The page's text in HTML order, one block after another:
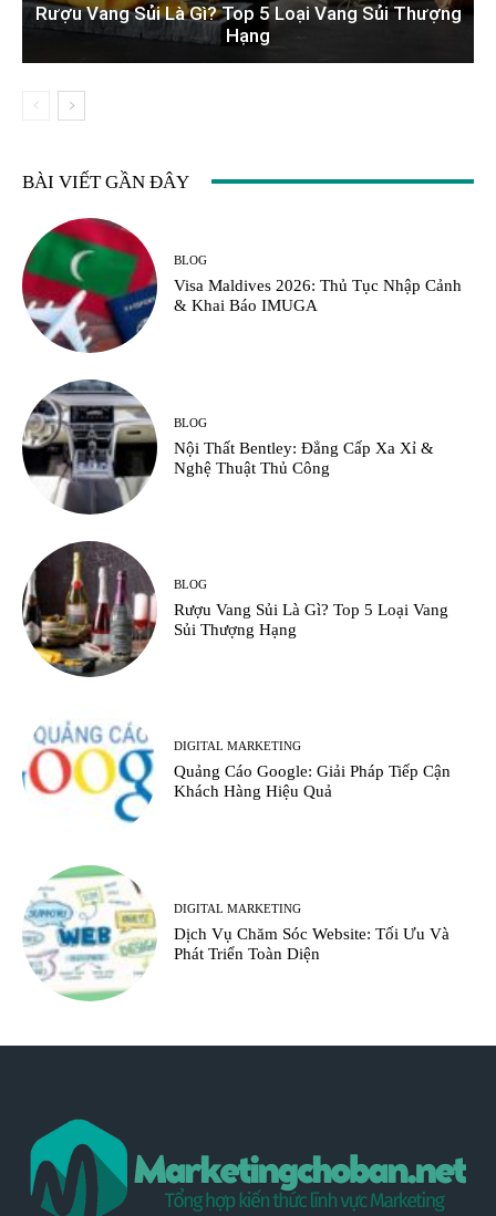
Rượu Vang Sủi Là Gì? Top 5 Loại Vang Sủi Thượng
Hạng
BÀI VIẾT GẦN ĐÂY
BLOG
Visa Maldives 2026: Thủ Tục Nhập Cảnh
& Khai Báo IMUGA
BLOG
Nội Thất Bentley: Đẳng Cấp Xa Xỉ &
Nghệ Thuật Thủ Công
BLOG
Rượu Vang Sủi Là Gì? Top 5 Loại Vang
Sủi Thượng Hạng
DIGITAL MARKETING
Quảng Cáo Google: Giải Pháp Tiếp Cận
Khách Hàng Hiệu Quả
DIGITAL MARKETING
Dịch Vụ Chăm Sóc Website: Tối Ưu Và
Phát Triển Toàn Diện